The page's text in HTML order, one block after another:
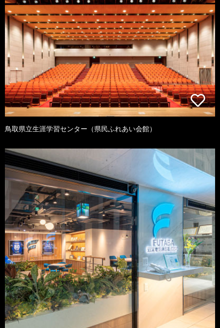
鳥取県立生涯学習センター（県民ふれあい会館）